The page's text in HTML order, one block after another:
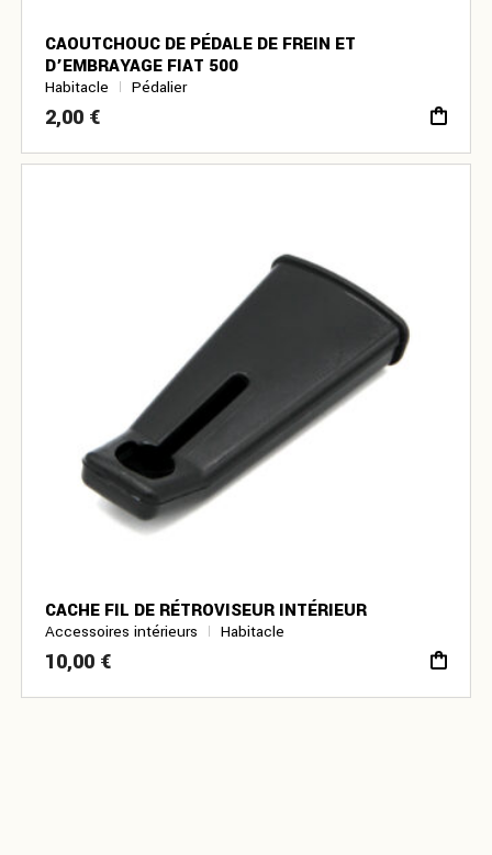
CAOUTCHOUC DE PÉDALE DE FREIN ET
D’EMBRAYAGE FIAT 500
Habitacle Pédalier
2,00 €
CACHE FIL DE RÉTROVISEUR INTÉRIEUR
Accessoires intérieurs Habitacle
10,00 €